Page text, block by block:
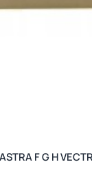
F G H